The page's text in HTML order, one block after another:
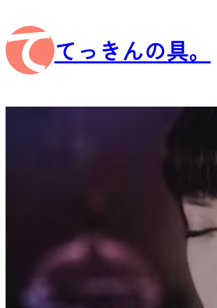
容
を
ス
てっきんの具。